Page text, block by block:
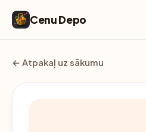
Cenu Depo
← Atpakaļ uz sākumu